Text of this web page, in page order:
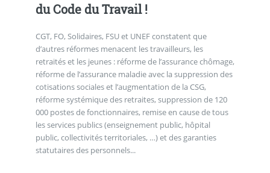
du Code du Travail !
CGT, FO, Solidaires, FSU et UNEF constatent que
d’autres réformes menacent les travailleurs, les
retraités et les jeunes : réforme de l’assurance chômage,
réforme de l’assurance maladie avec la suppression des
cotisations sociales et l’augmentation de la CSG,
réforme systémique des retraites, suppression de 120
000 postes de fonctionnaires, remise en cause de tous
les services publics (enseignement public, hôpital
public, collectivités territoriales, …) et des garanties
statutaires des personnels...